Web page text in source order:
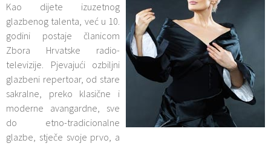
Kao dijete izuzetnog
glazbenog talenta, već u 10.
godini postaje članicom
Zbora Hrvatske radio-
televizije. Pjevajući ozbiljni
glazbeni repertoar, od stare
sakralne, preko klasične i
moderne avangardne, sve
do etno-tradicionalne
glazbe, stječe svoje prvo, a